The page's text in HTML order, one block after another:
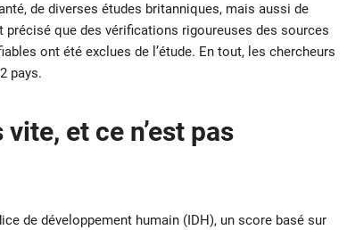
de diverses études britanniques, mais aussi de
que des vérifications rigoureuses des sources
ont été exclues de l’étude. En tout, les chercheurs
pays.
et ce n’est pas
de développement humain (IDH), un score basé sur